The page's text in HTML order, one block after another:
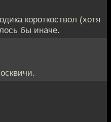
короткоствол (хотя
бы иначе.